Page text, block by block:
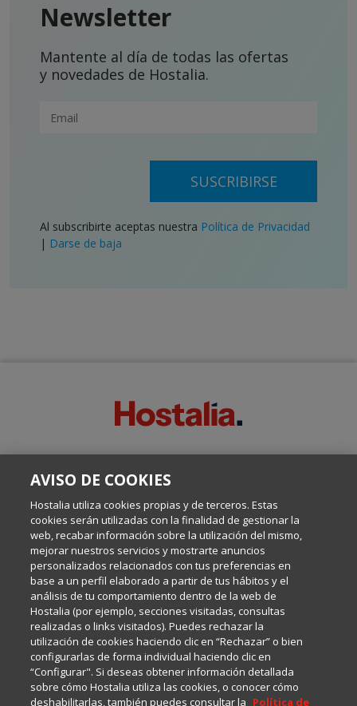
Newsletter
Mantente al día de todas las ofertas
y novedades de Hostalia.
SUSCRIBIRSE
Al subscribirte aceptas nuestra Política de Privacidad
| Darse de baja
Escrito por el equipo de Comunicación de Hostalia, dirigido por
Internet y Tecnología.
Política de privacidad
Política de cookies
Aviso legal
AVISO DE COOKIES
Hostalia utiliza cookies propias y de terceros. Estas
cookies serán utilizadas con la finalidad de gestionar la
web, recabar información sobre la utilización del mismo,
mejorar nuestros servicios y mostrarte anuncios
personalizados relacionados con tus preferencias en
base a un perfil elaborado a partir de tus hábitos y el
análisis de tu comportamiento dentro de la web de
Hostalia (por ejemplo, secciones visitadas, consultas
realizadas o links visitados). Puedes rechazar la
utilización de cookies haciendo clic en “Rechazar” o bien
configurarlas de forma individual haciendo clic en
“Configurar". Si deseas obtener información detallada
sobre cómo Hostalia utiliza las cookies, o conocer cómo
deshabilitarlas, también puedes consultar la Política de